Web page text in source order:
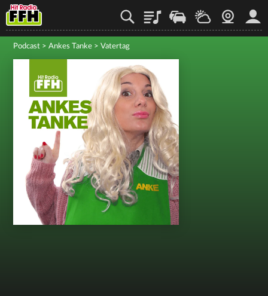
PlaylistStaupilotWetterWebcam
Podcast > Ankes Tanke > Vatertag